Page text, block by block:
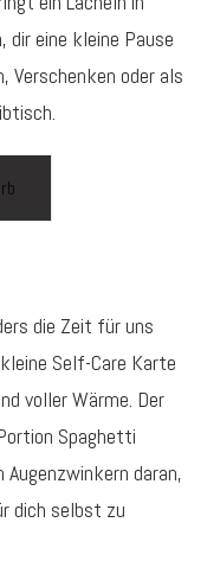
dir eine kleine Pause
Verschenken oder als
die Zeit für uns
Self-Care Karte
voller Wärme. Der
Spaghetti
daran,
dich selbst zu